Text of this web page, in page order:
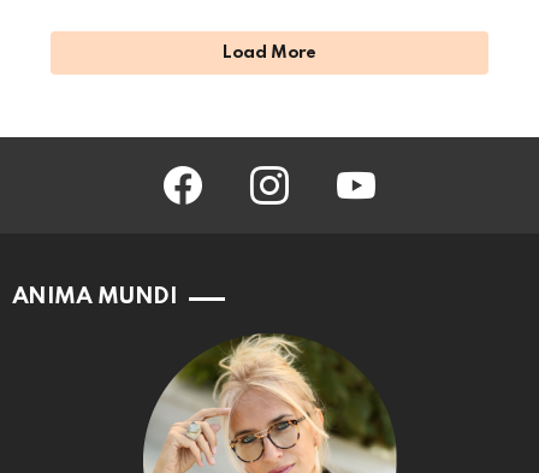
Load More
facebook instagram youtube
ANIMA MUNDI